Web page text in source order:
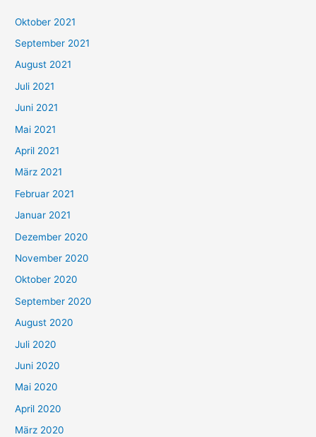
n
n
a
c
h
:
Oktober 2021
September 2021
August 2021
Juli 2021
Juni 2021
Mai 2021
April 2021
März 2021
Februar 2021
Januar 2021
Dezember 2020
November 2020
Oktober 2020
September 2020
August 2020
Juli 2020
Juni 2020
Mai 2020
April 2020
März 2020